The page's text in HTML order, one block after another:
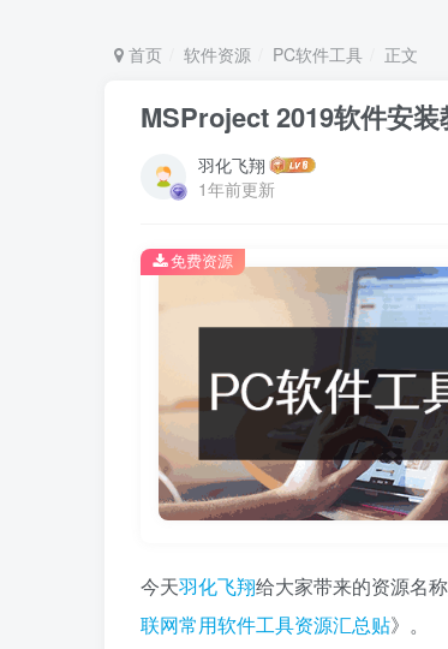
首页 软件资源 PC软件工具 正文
MSProject 2019软件安
羽化飞翔
1年前更新
免费资源
今天羽化飞翔给大家带来的资源名
联网常用软件工具资源汇总贴》。